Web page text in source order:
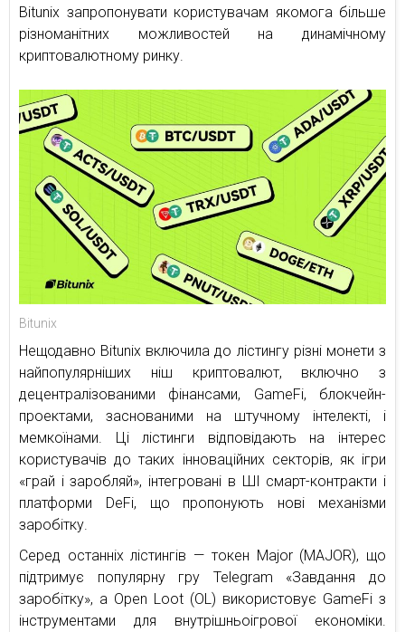
Bitunix запропонувати користувачам якомога більше
різноманітних можливостей на динамічному
криптовалютному ринку.
Bitunix
Нещодавно Bitunix включила до лістингу різні монети з
найпопулярніших ніш криптовалют, включно з
децентралізованими фінансами, GameFi, блокчейн-
проектами, заснованими на штучному інтелекті, і
мемкоїнами. Ці лістинги відповідають на інтерес
користувачів до таких інноваційних секторів, як ігри
«грай і заробляй», інтегровані в ШІ смарт-контракти і
платформи DeFi, що пропонують нові механізми
заробітку.
Серед останніх лістингів — токен Major (MAJOR), що
підтримує популярну гру Telegram «Завдання до
заробітку», а Open Loot (OL) використовує GameFi з
інструментами для внутрішньоігрової економіки.